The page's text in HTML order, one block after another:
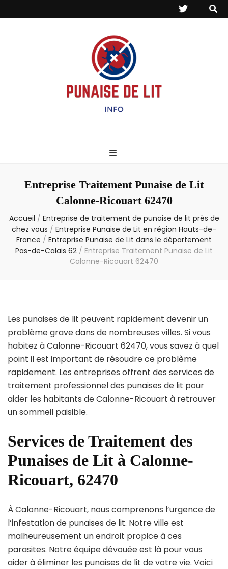
– Info
Entreprise Traitement Punaise de Lit
Calonne-Ricouart 62470
Accueil / Entreprise de traitement de punaise de lit près de
chez vous / Entreprise Punaise de Lit en région Hauts-de-
France / Entreprise Punaise de Lit dans le département
Pas-de-Calais 62 / Entreprise Traitement Punaise de Lit
Calonne-Ricouart 62470
Les punaises de lit peuvent rapidement devenir un
problème grave dans de nombreuses villes. Si vous
habitez à Calonne-Ricouart 62470, vous savez à quel
point il est important de résoudre ce problème
rapidement. Les entreprises offrent des services de
traitement professionnel des punaises de lit pour
aider les habitants de Calonne-Ricouart à retrouver
un sommeil paisible.
Services de Traitement des
Punaises de Lit à Calonne-
Ricouart, 62470
À Calonne-Ricouart, nous comprenons l’urgence de
l’infestation de punaises de lit. Notre ville est
malheureusement un endroit propice à ces
parasites. Notre équipe dévouée est là pour vous
aider à éliminer les punaises de lit de votre vie. Voici